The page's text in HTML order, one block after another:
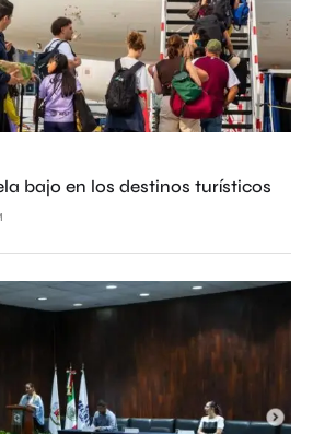
bajo en los destinos turísticos